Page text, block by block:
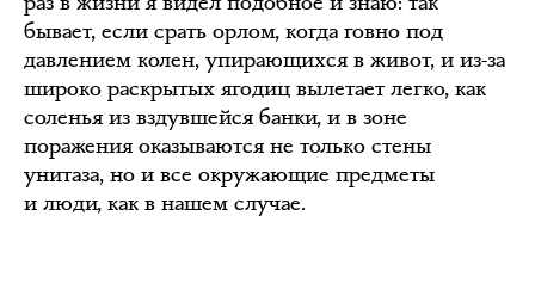
бывает, если срать орлом, когда говно под
давлением колен, упирающихся в живот, и из-за
широко раскрытых ягодиц вылетает легко, как
соленья из вздувшейся банки, и в зоне
поражения оказываются не только стены
унитаза, но и все окружающие предметы
и люди, как в нашем случае.